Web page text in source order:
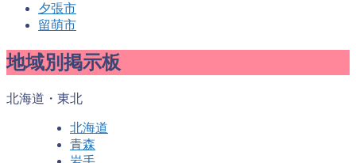
夕張市
留萌市
地域別掲示板
北海道・東北
北海道
青森